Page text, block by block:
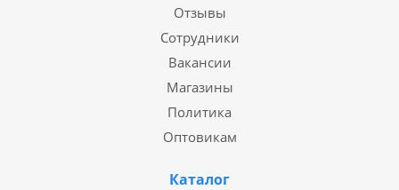
Отзывы
Сотрудники
Вакансии
Магазины
Политика
Оптовикам
Каталог